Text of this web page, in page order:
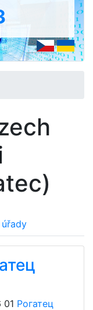
01 Рогатец